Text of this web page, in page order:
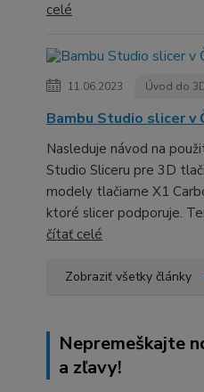
celé
11.06.2023 Úvod do
Bambu Studio slicer v
Nasleduje návod na
Studio Sliceru pre 3D
modely tlačiarne X1
ktoré slicer podporuje.
čítať celé
Zobraziť všetky články
Nepremeškajte
a zľavy!